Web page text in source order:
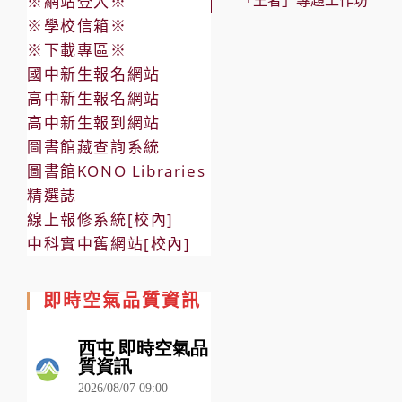
※學校信箱※
※下載專區※
國中新生報名網站
高中新生報名網站
高中新生報到網站
圖書館藏查詢系統
圖書館KONO Libraries
精選誌
線上報修系統[校內]
中科實中舊網站[校內]
即時空氣品質資訊